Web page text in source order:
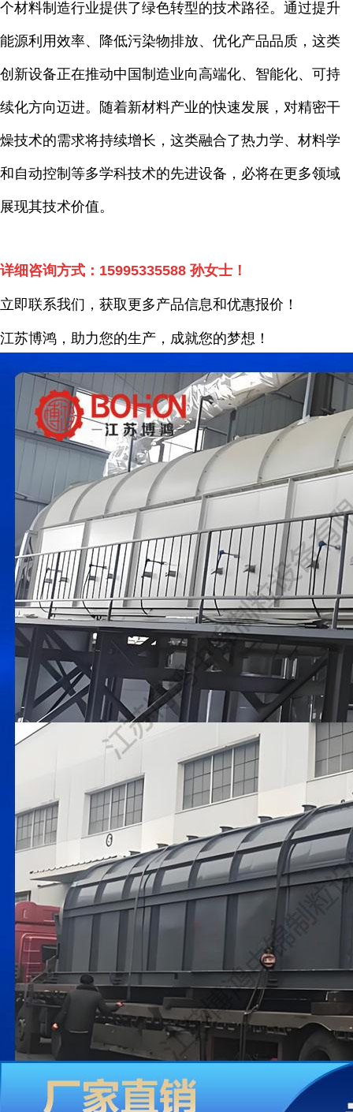
个材料制造行业提供了绿色转型的技术路径。通过提升
能源利用效率、降低污染物排放、优化产品品质，这类
创新设备正在推动中国制造业向高端化、智能化、可持
续化方向迈进。随着新材料产业的快速发展，对精密干
燥技术的需求将持续增长，这类融合了热力学、材料学
和自动控制等多学科技术的先进设备，必将在更多领域
展现其技术价值。
详细咨询方式： 15995335588 孙女士！
立即联系我们，获取更多产品信息和优惠报价！
江苏博鸿， 助力您的生产，成就您的梦想！